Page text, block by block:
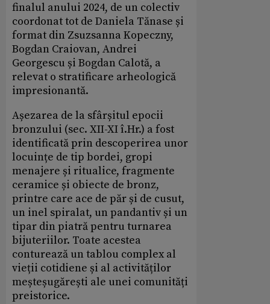
finalul anului 2024, de un colectiv
coordonat tot de Daniela Tănase și
format din Zsuzsanna Kopeczny,
Bogdan Craiovan, Andrei
Georgescu și Bogdan Calotă, a
relevat o stratificare arheologică
impresionantă.
Așezarea de la sfârșitul epocii
bronzului (sec. XII-XI î.Hr.) a fost
identificată prin descoperirea unor
locuințe de tip bordei, gropi
menajere și ritualice, fragmente
ceramice și obiecte de bronz,
printre care ace de păr și de cusut,
un inel spiralat, un pandantiv și un
tipar din piatră pentru turnarea
bijuteriilor. Toate acestea
conturează un tablou complex al
vieții cotidiene și al activităților
meșteșugărești ale unei comunități
preistorice.